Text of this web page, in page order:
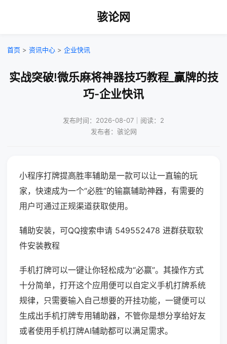
骇论网
首页 > 资讯中心 > 企业快讯
实战突破!微乐麻将神器技巧教程_赢牌的技
巧-企业快讯
发布时间：2026-08-07｜阅读：2
发布者：骇论网
小程序打牌提高胜率辅助是一款可以让一直输的玩
家，快速成为一个“必胜”的输赢辅助神器，有需要的
用户可通过正规渠道获取使用。
辅助安装，可QQ搜索申请 549552478 进群获取软
件安装教程
手机打牌可以一键让你轻松成为“必赢”。其操作方式
十分简单，打开这个应用便可以自定义手机打牌系统
规律，只需要输入自己想要的开挂功能，一键便可以
生成出手机打牌专用辅助器，不管你是想分享给好友
或者使用手机打牌AI辅助都可以满足需求。